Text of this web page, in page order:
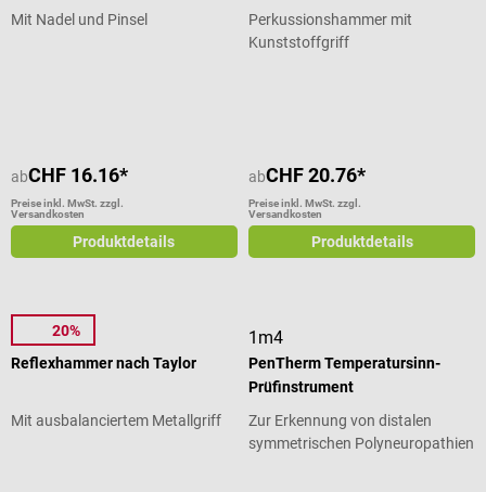
Mit Nadel und Pinsel
abCHF 16.16*
Preise inkl. MwSt. zzgl.
Versandkosten
Produktdetails
Perkussionshammer mit
Kunststoffgriff
abCHF 20.76*
Preise inkl. MwSt. zzgl.
Versandkosten
Produktdetails
20%
Reflexhammer nach Taylor
Mit ausbalanciertem Metallgriff
1m4
PenTherm Temperatursinn-
Prüfinstrument
Zur Erkennung von distalen
symmetrischen Polyneuropathien